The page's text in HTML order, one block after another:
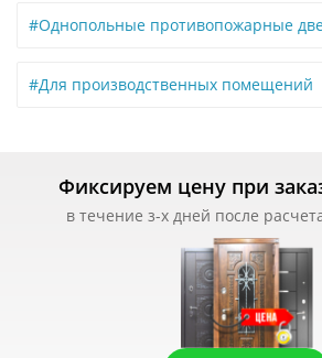
#Однопольные противопожарные
#Для производственных помещений
Фиксируем цену при
в течение з-х дней после